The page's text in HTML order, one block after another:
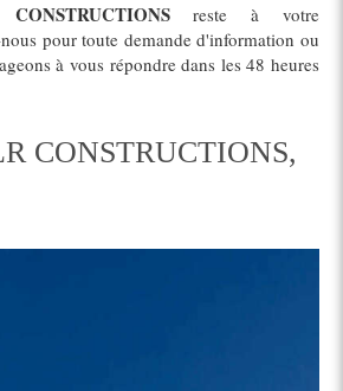
reste à votre
pour toute demande d'information ou
à vous répondre dans les 48 heures
CONSTRUCTIONS,